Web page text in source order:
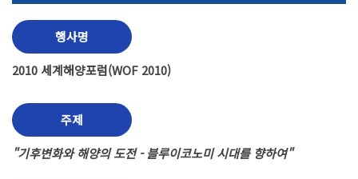
행사명
2010 세계해양포럼(WOF 2010)
주제
"기후변화와 해양의 도전 - 블루이코노미 시대를 향하여"